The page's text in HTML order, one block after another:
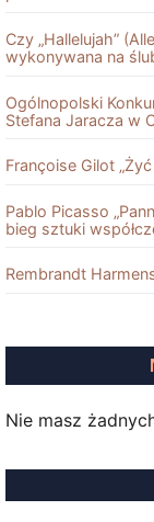
Czy „Hallelujah”
wykonywana na
Ogólnopolski
Stefana Jaracza w
Françoise Gilot
Pablo Picasso
bieg sztuki
Rembrandt
Nie masz